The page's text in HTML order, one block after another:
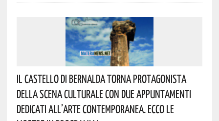
Il Castello Di Bernalda Torna Protagonista
Della Scena Culturale Con Due Appuntamenti
Dedicati All’arte Contemporanea. Ecco Le